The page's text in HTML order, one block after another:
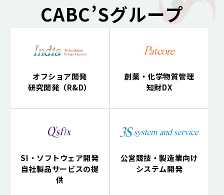
CABC’Sグループ
オフショア開発
研究開発（R&D）
創薬・化学物質管理
知財DX
SI・ソフトウェア開発
自社製品サービスの提
供
公営競技・製造業向け
システム開発